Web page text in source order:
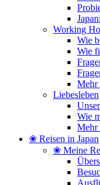
Working
Wie
Wie
Liebesleben
Wie
❀ Reisen in Japan
❀ Meine